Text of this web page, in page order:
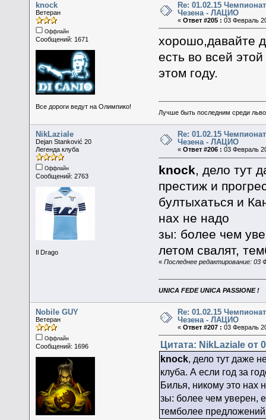
knock
Ветеран
Оффлайн
Сообщений: 1671
Все дороги ведут на Олимпико!
Re: 01.02.15
Чезена - ЛАЦИО
«Ответ #205 : 03 Февраль
хорошо,давайте
есть во всей
этом году.
Лучше быть последним среди
NikLaziale
Dejan Stanković 20
Легенда клуба
Оффлайн
Сообщений: 2763
Il Drago
Re: 01.02.15
Чезена - ЛАЦИО
«Ответ #206 : 03 Февраль
knock, дело тут
престиж и
бултыхаться и
нах не надо
зы: более чем
летом свалят,
« Последнее редактирование: 03
UNICA FEDE UNICA PASSIONE !
Nobile GUY
Ветеран
Оффлайн
Сообщений: 1696
Re: 01.02.15
Чезена - ЛАЦИО
«Ответ #207 : 03 Февраль
Цитата: NikLaziale от
knock, дело тут даже
клуба. А если год за
Билья, никому это нах
зы: более чем уверен,
темболее предложений